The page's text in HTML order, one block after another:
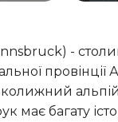
(Innsbruck) -
провінції
має багату